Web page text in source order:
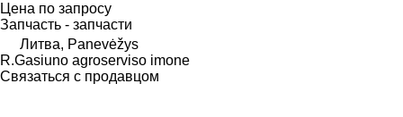
Цена по запросу
Запчасть - запчасти
Литва, Panevėžys
R.Gasiuno agroserviso imone
Связаться с продавцом